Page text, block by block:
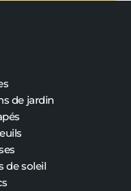
de jardin
de soleil